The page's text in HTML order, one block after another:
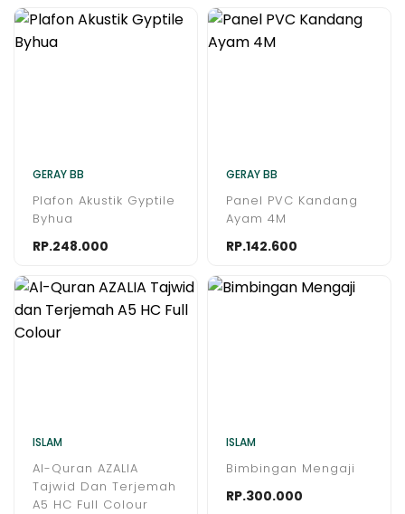
GERAY BB
Plafon Akustik Gyptile
Byhua
RP.248.000
GERAY BB
Panel PVC Kandang
Ayam 4M
RP.142.600
ISLAM
Al-Quran AZALIA
Tajwid Dan Terjemah
A5 HC Full Colour
ISLAM
Bimbingan Mengaji
RP.300.000